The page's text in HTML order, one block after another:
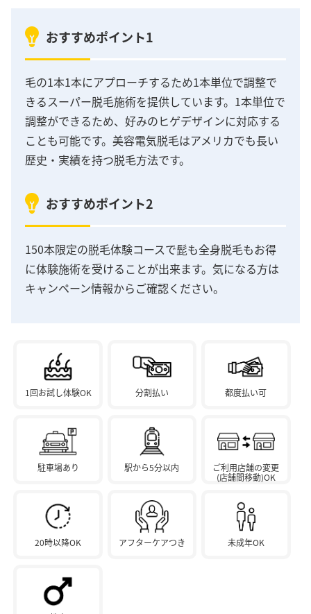
おすすめポイント1
毛の1本1本にアプローチするため1本単位で調整で
きるスーパー脱毛施術を提供しています。1本単位で
調整ができるため、好みのヒゲデザインに対応する
ことも可能です。美容電気脱毛はアメリカでも長い
歴史・実績を持つ脱毛方法です。
おすすめポイント2
150本限定の脱毛体験コースで髭も全身脱毛もお得
に体験施術を受けることが出来ます。気になる方は
キャンペーン情報からご確認ください。
1回お試し体験OK 分割払い 都度払い可
駐車場あり 駅から5分以内
ご利用店舗の変更
(店舗間移動)OK
20時以降OK アフターケアつき 未成年OK